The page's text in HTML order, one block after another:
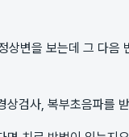
상변을 보는데 그 다음
상검사, 복부초음파를